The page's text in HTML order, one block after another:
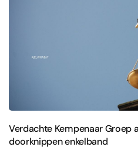
Verdachte Kempenaar Groep
doorknippen enkelband